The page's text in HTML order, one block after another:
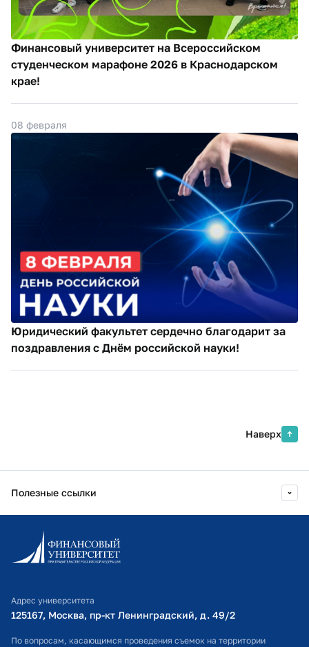
Финансовый университет на Всероссийском
студенческом марафоне 2026 в Краснодарском
крае!
08 февраля
Юридический факультет сердечно благодарит за
поздравления с Днём российской науки!
Наверх
Полезные ссылки
Информационно-образовательный портал
Личный кабинет поступающего
Оплата обучения
Расписание занятий
Адрес университета
125167, Москва, пр-кт Ленинградский, д. 49/2​
По вопросам, касающимся проведения съемок на территории